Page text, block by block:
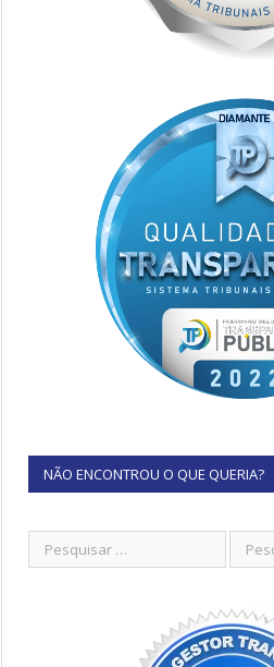
NÃO ENCONTROU O QUE QUERIA?